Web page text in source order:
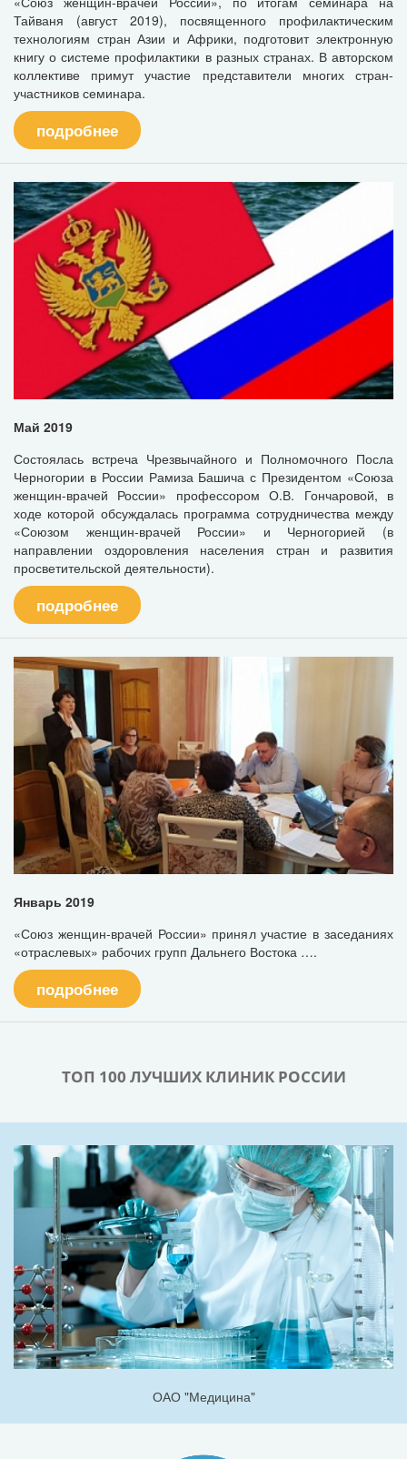
Тайваня (август 2019), посвященного профилактическим
технологиям стран Азии и Африки, подготовит электронную
книгу о системе профилактики в разных странах. В авторском
коллективе примут участие представители многих стран-
участников семинара.
подробнее
Май 2019
Состоялась встреча Чрезвычайного и Полномочного Посла
Черногории в России Рамиза Башича с Президентом «Союза
женщин-врачей России» профессором О.В. Гончаровой, в
ходе которой обсуждалась программа сотрудничества между
«Союзом женщин-врачей России» и Черногорией (в
направлении оздоровления населения стран и развития
просветительской деятельности).
подробнее
Январь 2019
«Союз женщин-врачей России» принял участие в заседаниях
«отраслевых» рабочих групп Дальнего Востока ….
подробнее
ТОП 100 ЛУЧШИХ КЛИНИК РОССИИ
ОАО "Медицина"